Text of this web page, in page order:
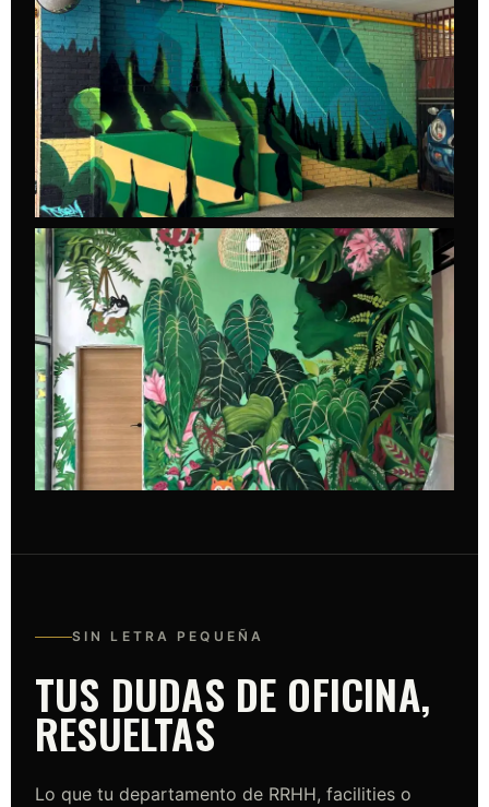
SIN LETRA PEQUEÑA
TUS DUDAS DE OFICINA,
RESUELTAS
Lo que tu departamento de RRHH, facilities o